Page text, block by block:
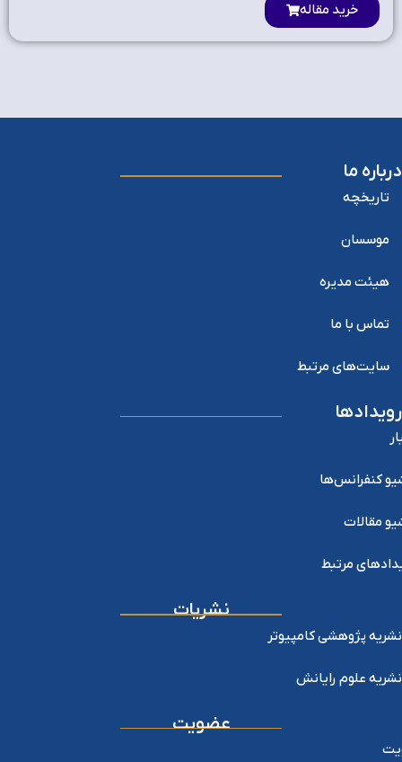
خرید مقاله
درباره ما
تاریخچه
موسسان
هیئت مدیره
تماس با ما
سایت‌های مرتبط
رویدادها
کنفرانس‌ها
مقالات
مرتبط
نشریات
نشریه پژوهشی کامپیوتر
نشریه علوم رایانش
عضویت